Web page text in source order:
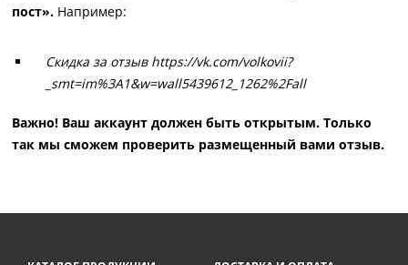
пост». Например:
Скидка за отзыв https://vk.com/volkovii?
_smt=im%3A1&w=wall5439612_1262%2Fall
Важно! Ваш аккаунт должен быть открытым. Только
так мы сможем проверить размещенный вами отзыв.